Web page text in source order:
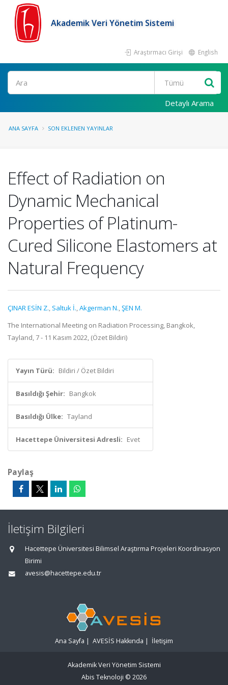
Akademik Veri Yönetim Sistemi
Araştırmacı Girişi English
Ara
Detaylı Arama
ANA SAYFA SON EKLENEN YAYINLAR
Effect of Radiation on
Dynamic Mechanical
Properties of Platinum-
Cured Silicone Elastomers at
Natural Frequency
ÇINAR ESİN Z., Saltuk İ.,Akgerman N.,ŞEN M.
The International Meeting on Radiation Processing, Bangkok,
Tayland, 7 - 11 Kasım 2022, (Özet Bildiri)
Yayın Türü: Bildiri / Özet Bildiri
Basıldığı Şehir: Bangkok
Basıldığı Ülke: Tayland
Hacettepe Üniversitesi Adresli: Evet
Paylaş
İletişim Bilgileri
Hacettepe Üniversitesi Bilimsel Araştırma Projeleri Koordinasyon
Birimi
avesis@hacettepe.edu.tr
Ana Sayfa | AVESİS Hakkında | İletişim
Akademik Veri Yönetim Sistemi
Abis Teknoloji © 2026